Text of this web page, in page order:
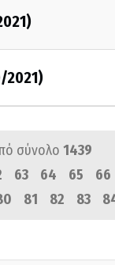
2021)
σύνολο 1439
63 64 65 66
81 82 83